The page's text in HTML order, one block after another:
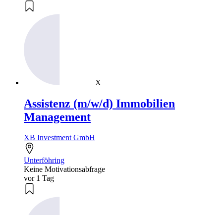
X
Assistenz (m/w/d) Immobilien
Management
XB Investment GmbH
Unterföhring
Keine Motivationsabfrage
vor 1 Tag